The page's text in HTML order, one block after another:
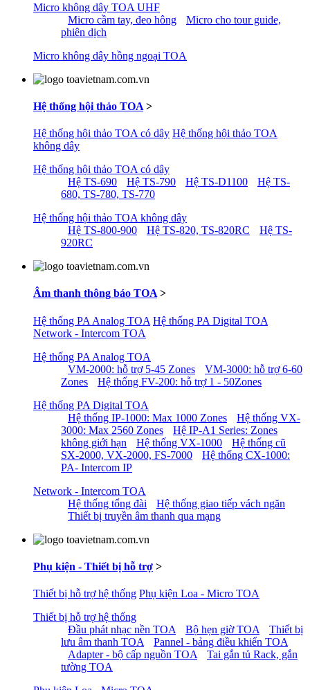
Micro không dây TOA UHF
Micro cầm tay, đeo hông
Micro cho tour guide,
phiên dịch
Micro không dây hồng ngoại TOA
Hệ thống hội thảo TOA >
Hệ thống hội thảo TOA có dây Hệ thống hội thảo TOA
không dây
Hệ thống hội thảo TOA có dây
Hệ TS-690
Hệ TS-790 Hệ TS-D1100
Hệ TS-
680, TS-780, TS-770
Hệ thống hội thảo TOA không dây
Hệ TS-800-900
Hệ TS-820, TS-820RC
Hệ TS-
920RC
Âm thanh thông báo TOA >
Hệ thống PA Analog TOA Hệ thống PA Digital TOA
Network - Intercom TOA
Hệ thống PA Analog TOA
VM-2000: hỗ trợ 5-45 Zones
VM-3000: hỗ trợ 6-60
Zones
Hệ thống FV-200: hỗ trợ 1 - 50Zones
Hệ thống PA Digital TOA
Hệ thống IP-1000: Max 1000 Zones
Hệ thống VX-
3000: Max 2560 Zones
Hệ IP-A1 Series: Zones
không giới hạn
Hệ thống VX-1000
Hệ thống cũ
SX-2000, VX-2000, FS-7000
Hệ thống CX-1000:
PA- Intercom IP
Network - Intercom TOA
Hệ thống tổng đài
Hệ thống giao tiếp vách ngăn
Thiết bị truyền âm thanh qua mạng
Phụ kiện - Thiết bị hỗ trợ >
Thiết bị hỗ trợ hệ thống Phụ kiện Loa - Micro TOA
Thiết bị hỗ trợ hệ thống
Đầu phát nhạc nền TOA
Bộ hẹn giờ TOA
Thiết bị
lưu âm thanh TOA
Pannel - bảng điều khiển TOA
Adapter - bộ cấp nguồn TOA
Tai gắn tủ Rack, gắn
tường TOA